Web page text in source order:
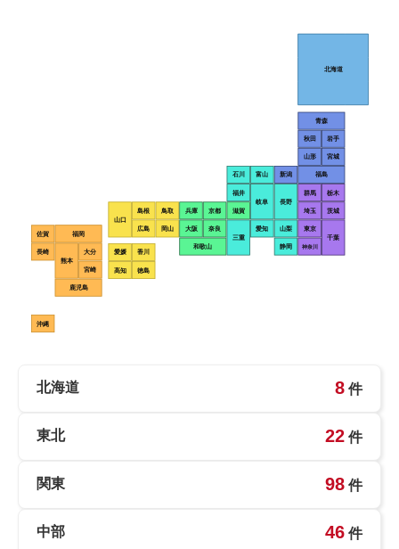
北海道
青森
秋田 岩手
山形 宮城
福島
新潟
群馬 栃木
埼玉 茨城
東京
神奈川
千葉
石川 富山
福井
岐阜
長野
愛知 山梨
静岡
三重
滋賀
京都
兵庫
奈良
大阪
和歌山
鳥取
岡山
島根
広島
山口
香川
徳島
愛媛
高知
佐賀 福岡
長崎
熊本
大分
宮崎
鹿児島
沖縄
北海道 8 件
東北 22 件
関東 98 件
中部 46 件